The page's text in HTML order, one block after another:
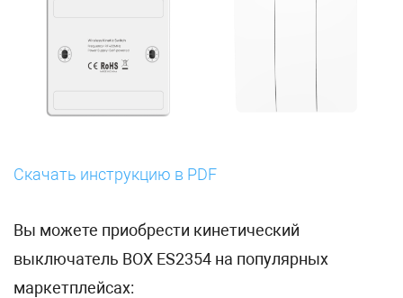
Скачать инструкцию в PDF
Вы можете приобрести кинетический
выключатель BOX ES2354 на популярных
маркетплейсах: